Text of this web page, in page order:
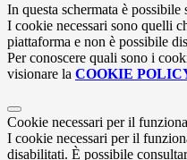
In questa schermata è
I cookie necessari sono quelli
piattaforma e non è possibile
Per conoscere quali sono i
visionare la COOKIE
Cookie necessari per il
I cookie necessari per il
disabilitati. È possibile